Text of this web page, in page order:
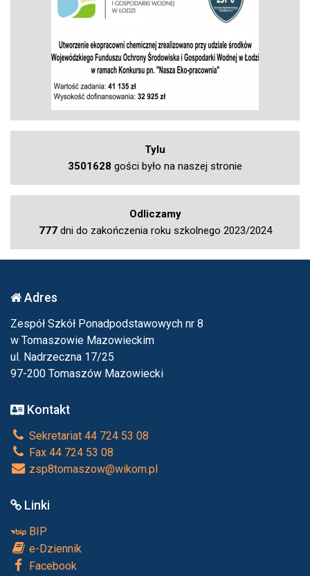
Tylu
3501628 gości było na naszej stronie
Odliczamy
777dni do zakończenia roku szkolnego 2023/2024
Adres
Zespół Szkół Ponadpodstawowych nr 8
w Tomaszowie Mazowieckim
ul. Nadrzeczna 17/25
97-200 Tomaszów Mazowiecki
Kontakt
Sekretariat 44 724 53 08
Fax 44 724 53 08
zsp8tomaszow@wikom.pl
Linki
BIP
e-Dziennik
Facebook